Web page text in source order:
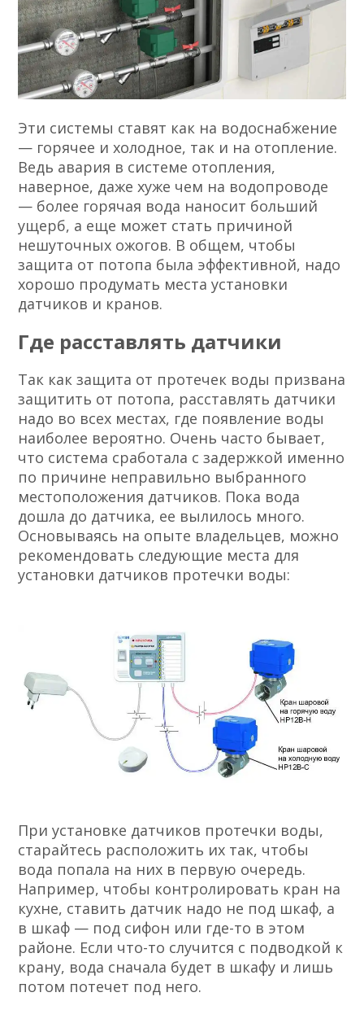
Эти системы ставят как на водоснабжение
— горячее и холодное, так и на отопление.
Ведь авария в системе отопления,
наверное, даже хуже чем на водопроводе
— более горячая вода наносит больший
ущерб, а еще может стать причиной
нешуточных ожогов. В общем, чтобы
защита от потопа была эффективной, надо
хорошо продумать места установки
датчиков и кранов.
Где расставлять датчики
Так как защита от протечек воды призвана
защитить от потопа, расставлять датчики
надо во всех местах, где появление воды
наиболее вероятно. Очень часто бывает,
что система сработала с задержкой именно
по причине неправильно выбранного
местоположения датчиков. Пока вода
дошла до датчика, ее вылилось много.
Основываясь на опыте владельцев, можно
рекомендовать следующие места для
установки датчиков протечки воды:
При установке датчиков протечки воды,
старайтесь расположить их так, чтобы
вода попала на них в первую очередь.
Например, чтобы контролировать кран на
кухне, ставить датчик надо не под шкаф, а
в шкаф — под сифон или где-то в этом
районе. Если что-то случится с подводкой к
крану, вода сначала будет в шкафу и лишь
потом потечет под него.